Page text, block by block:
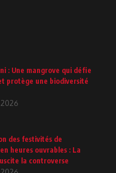
: Une mangrove qui défie
protège une biodiversité
des festivités de
heures ouvrables : La
la controverse